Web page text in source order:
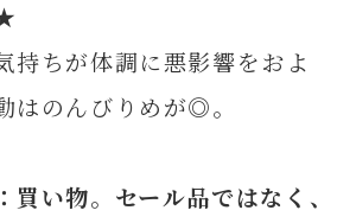
持ちが体調に悪影響をおよ
はのんびりめが◎。
い物。セール品ではなく、